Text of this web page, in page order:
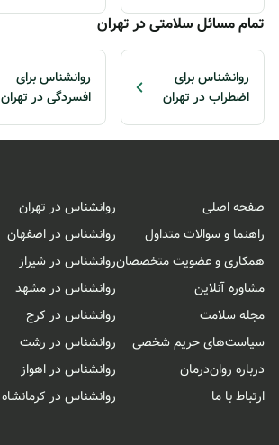
تمام مسائل سلامتی در تهران
روانشناس برای
اضطراب در تهران
روانشناس برای
افسردگی در تهران
صفحه اصلی
راهنما و سوالات متداول
همکاری و عضویت متخصصان
مشاوره آنلاین
مجله سلامت
سیاست‌های حریم شخصی
درباره روان‌درمان
ارتباط با ما
روانشناس در تهران
روانشناس در اصفهان
روانشناس در شیراز
روانشناس در مشهد
روانشناس در کرج
روانشناس در رشت
روانشناس در اهواز
روانشناس در کرمانشاه